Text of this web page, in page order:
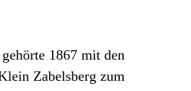
1867 mit den
Zabelsberg zum